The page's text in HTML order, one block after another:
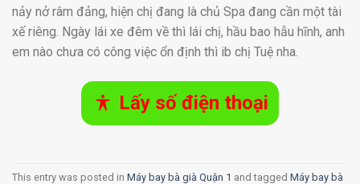
nảy nở râm đảng, hiện chị đang là chủ Spa đang cần một tài
xế riêng. Ngày lái xe đêm về thì lái chị, hầu bao hẫu hĩnh, anh
em nào chưa có công việc ổn định thì ib chị Tuệ nha.
Lấy số điện thoại
This entry was posted in Máy bay bà già Quận 1 and tagged Máy bay bà